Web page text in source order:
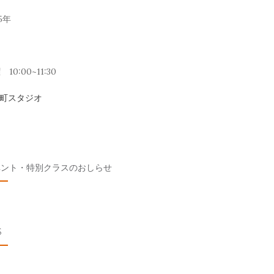
年
10:00~11:30
スタジオ
ト・特別クラスのおしらせ